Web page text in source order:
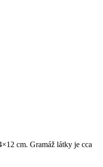
cm. Gramáž látky je cca